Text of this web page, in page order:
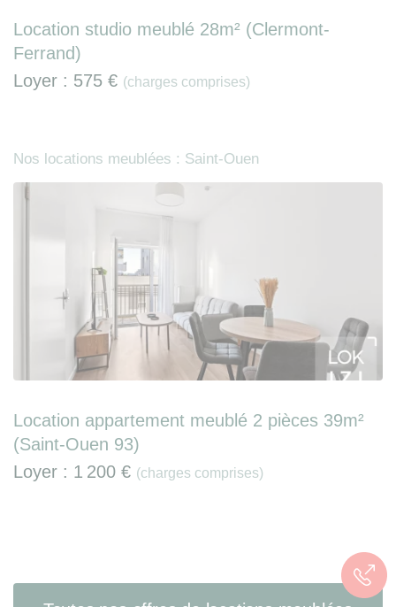
Location studio meublé 28m² (Clermont-
Ferrand)
Loyer : 575 € (charges comprises)
Nos locations meublées : Saint-Ouen
Location appartement meublé 2 pièces 39m²
(Saint-Ouen 93)
Loyer : 1 200 € (charges comprises)